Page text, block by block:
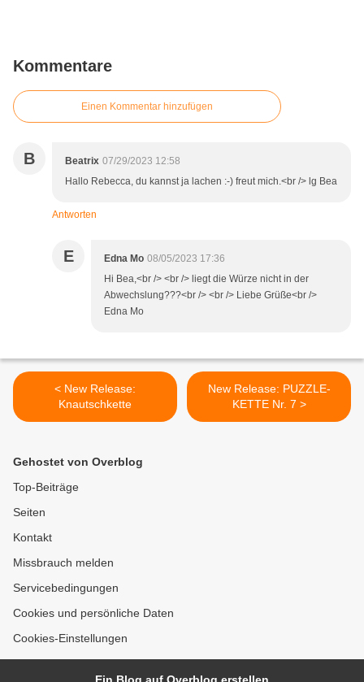
Kommentare
Einen Kommentar hinzufügen
B Beatrix 07/29/2023 12:58
Hallo Rebecca, du kannst ja lachen :-) freut mich.<br /> lg Bea
Antworten
E Edna Mo 08/05/2023 17:36
Hi Bea,<br /> <br /> liegt die Würze nicht in der
Abwechslung???<br /> <br /> Liebe Grüße<br />
Edna Mo
< New Release:
Knautschkette
New Release: PUZZLE-
KETTE Nr. 7 >
Gehostet von Overblog
Top-Beiträge
Seiten
Kontakt
Missbrauch melden
Servicebedingungen
Cookies und persönliche Daten
Cookies-Einstellungen